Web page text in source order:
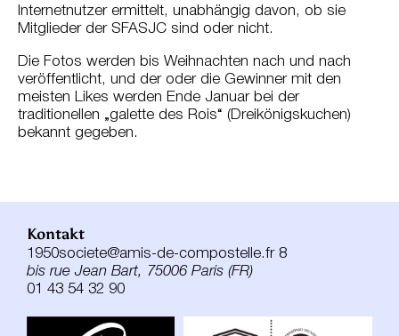
Internetnutzer ermittelt, unabhängig davon, ob sie
Mitglieder der SFASJC sind oder nicht.
Die Fotos werden bis Weihnachten nach und nach
veröffentlicht, und der oder die Gewinner mit den
meisten Likes werden Ende Januar bei der
traditionellen „galette des Rois“ (Dreikönigskuchen)
bekannt gegeben.
Kontakt
1950societe@amis-de-compostelle.fr 8
bis rue Jean Bart, 75006 Paris (FR)
01 43 54 32 90